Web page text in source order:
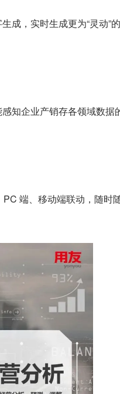
成，实时生成更为“灵动”
知企业产销存各领域数据
端、移动端联动，随时